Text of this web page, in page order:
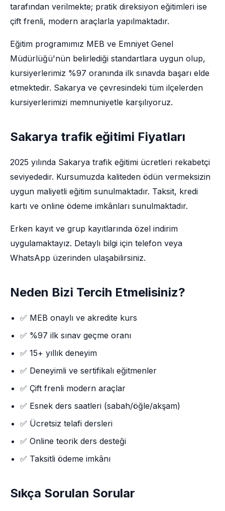
tarafından verilmekte; pratik direksiyon eğitimleri ise
çift frenli, modern araçlarla yapılmaktadır.
Eğitim programımız MEB ve Emniyet Genel
Müdürlüğü'nün belirlediği standartlara uygun olup,
kursiyerlerimiz %97 oranında ilk sınavda başarı elde
etmektedir. Sakarya ve çevresindeki tüm ilçelerden
kursiyerlerimizi memnuniyetle karşılıyoruz.
Sakarya trafik eğitimi Fiyatları
2025 yılında Sakarya trafik eğitimi ücretleri rekabetçi
seviyededir. Kursumuzda kaliteden ödün vermeksizin
uygun maliyetli eğitim sunulmaktadır. Taksit, kredi
kartı ve online ödeme imkânları sunulmaktadır.
Erken kayıt ve grup kayıtlarında özel indirim
uygulamaktayız. Detaylı bilgi için telefon veya
WhatsApp üzerinden ulaşabilirsiniz.
Neden Bizi Tercih Etmelisiniz?
✅ MEB onaylı ve akredite kurs
✅ %97 ilk sınav geçme oranı
✅ 15+ yıllık deneyim
✅ Deneyimli ve sertifikalı eğitmenler
✅ Çift frenli modern araçlar
✅ Esnek ders saatleri (sabah/öğle/akşam)
✅ Ücretsiz telafi dersleri
✅ Online teorik ders desteği
✅ Taksitli ödeme imkânı
Sıkça Sorulan Sorular